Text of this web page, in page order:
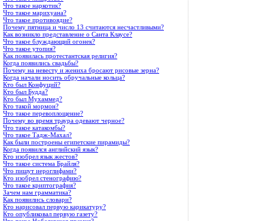
Что такое наркотик?
Что такое марихуана?
Что такое противоядие?
Почему пятница и число 13 считаются несчастливыми?
Как возникло представление о Санта Клаусе?
Что такое блуждающий огонек?
Что такое утопия?
Как появилась протестантская религия?
Когда появились свадьбы?
Почему на невесту и жениха бросают рисовые зерна?
Когда начали носить обручальные кольца?
Кто был Конфуций?
Кто был Будда?
Кто был Мухаммед?
Кто такой мормон?
Что такое перевоплощение?
Почему во время траура одевают черное?
Что такое катакомбы?
Что такое Тадж-Махал?
Как были построены египетские пирамиды?
Когда появился английский язык?
Кто изобрел язык жестов?
Что такое система Брайля?
Что пишут иероглифами?
Кто изобрел стенографию?
Что такое криптография?
Зачем нам грамматика?
Как появились словари?
Кто нарисовал первую карикатуру?
Кто опубликовал первую газету?